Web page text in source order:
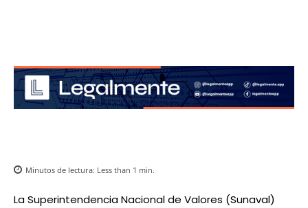
Minutos de lectura: Less than 1 min.
La Superintendencia Nacional de Valores (Sunaval)